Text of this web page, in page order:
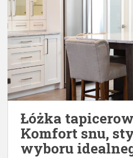
Łóżka
Komfort snu,
wyboru